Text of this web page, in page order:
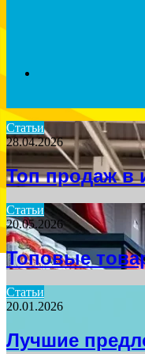
for
Статьи
28.04.2026
Топ продаж в
Статьи
20.05.2026
Топовые
Статьи
20.01.2026
Лучшие